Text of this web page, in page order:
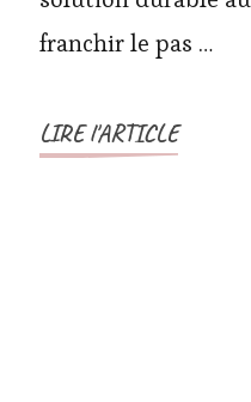
franchir le pas …
LIRE l'ARTICLE